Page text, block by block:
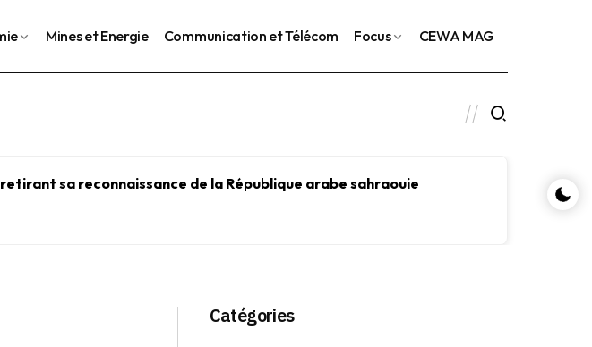
Mines et Energie Communication et Télécom Focus CEWA MAG
sa reconnaissance de la République arabe sahraouie
Le
le
Catégories